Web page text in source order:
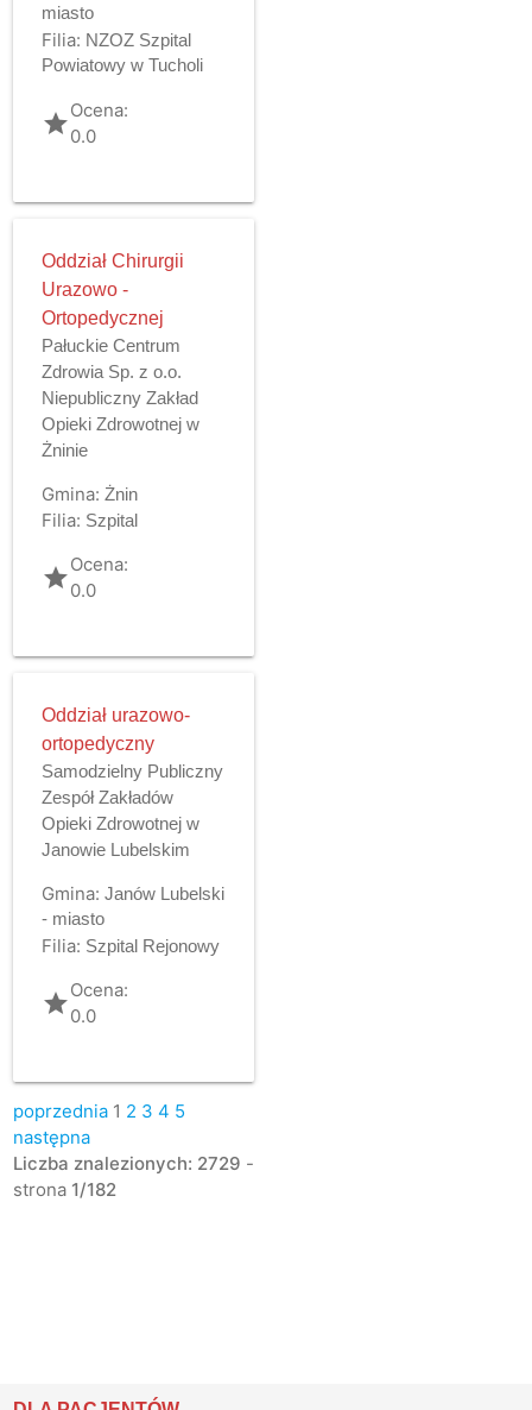
miasto
Filia: NZOZ Szpital
Powiatowy w Tucholi
gradeOcena:
0.0
Oddział Chirurgii
Urazowo -
Ortopedycznej
Pałuckie Centrum
Zdrowia Sp. z o.o.
Niepubliczny Zakład
Opieki Zdrowotnej w
Żninie
Gmina: Żnin
Filia: Szpital
gradeOcena:
0.0
Oddział urazowo-
ortopedyczny
Samodzielny Publiczny
Zespół Zakładów
Opieki Zdrowotnej w
Janowie Lubelskim
Gmina: Janów Lubelski
- miasto
Filia: Szpital Rejonowy
gradeOcena:
0.0
poprzednia 1 2 3 4 5
następna
Liczba znalezionych: 2729 -
strona 1/182